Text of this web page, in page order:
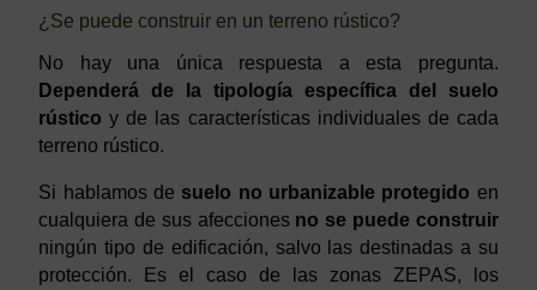
¿Se puede construir en un terreno rústico?
No hay una única respuesta a esta pregunta.
Dependerá de la tipología específica del suelo
rústico y de las características individuales de cada
terreno rústico.
Si hablamos de suelo no urbanizable protegido en
cualquiera de sus afecciones no se puede construir
ningún tipo de edificación, salvo las destinadas a su
protección. Es el caso de las zonas ZEPAS, los